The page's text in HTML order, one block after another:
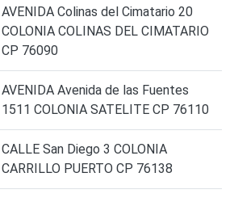
AVENIDA Colinas del Cimatario 20
COLONIA COLINAS DEL CIMATARIO
CP 76090
AVENIDA Avenida de las Fuentes
1511 COLONIA SATELITE CP 76110
CALLE San Diego 3 COLONIA
CARRILLO PUERTO CP 76138